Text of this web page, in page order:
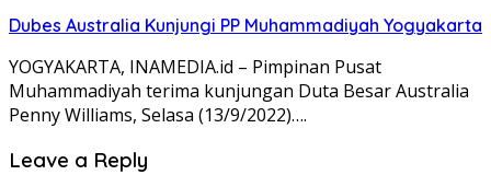
Dubes Australia Kunjungi PP Muhammadiyah Yogyakarta
YOGYAKARTA, INAMEDIA.id – Pimpinan Pusat
Muhammadiyah terima kunjungan Duta Besar Australia
Penny Williams, Selasa (13/9/2022)….
Leave a Reply